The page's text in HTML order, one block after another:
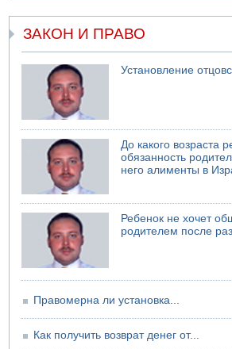
Американцы за пять месяцев
запасы ракет
04.08.2026 13:12
Ракетная атака на судно вблизи Омана
04.08.2026 12:29
Малыш обварился супом в Бней-Браке
ЗАКОН И ПРАВО
Установление
До какого возраста
обязанность
него алименты в
Ребенок не хочет
родителем после
Правомерна ли установка...
Как получить возврат денег от...